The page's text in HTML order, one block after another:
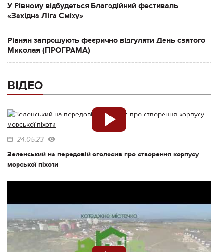
У Рівному відбудеться Благодійний фестиваль
«Західна Ліга Сміху»
Рівнян запрошують феєрично відгуляти День святого
Миколая (ПРОГРАМА)
ВІДЕО
24.05.23
Зеленський на передовій оголосив про створення корпусу
морської піхоти